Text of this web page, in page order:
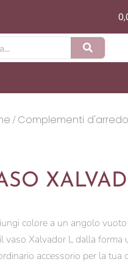
/Complementi d'arredo
colore a un angolo
vaso Xalvador L dalla
accessorio per la tua